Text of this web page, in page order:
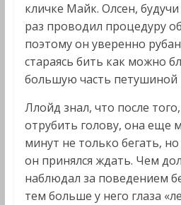
кличке Майк. Олсен,
раз проводил процедуру
поэтому он уверенно
стараясь бить как можно
большую часть петушиной
Ллойд знал, что после
отрубить голову, она еще
минут не только бегать,
он принялся ждать. Чем
наблюдал за поведением
тем больше у него глаза